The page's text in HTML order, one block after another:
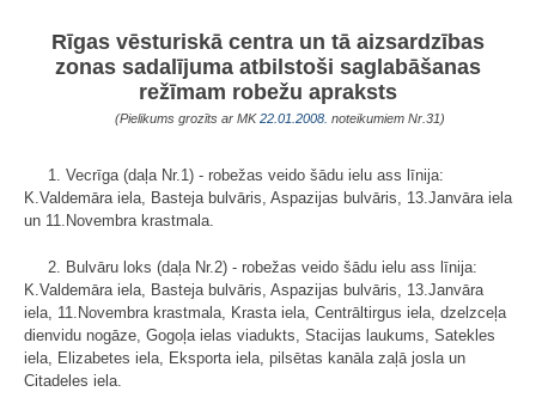
Rīgas vēsturiskā centra un tā aizsardzības
zonas sadalījuma atbilstoši saglabāšanas
režīmam robežu apraksts
(Pielikums grozīts ar MK22.01.2008. noteikumiem Nr.31)
1. Vecrīga (daļa Nr.1) - robežas veido šādu ielu ass līnija:
K.Valdemāra iela, Basteja bulvāris, Aspazijas bulvāris, 13.Janvāra iela
un 11.Novembra krastmala.
2. Bulvāru loks (daļa Nr.2) - robežas veido šādu ielu ass līnija:
K.Valdemāra iela, Basteja bulvāris, Aspazijas bulvāris, 13.Janvāra
iela, 11.Novembra krastmala, Krasta iela, Centrāltirgus iela, dzelzceļa
dienvidu nogāze, Gogoļa ielas viadukts, Stacijas laukums, Satekles
iela, Elizabetes iela, Eksporta iela, pilsētas kanāla zaļā josla un
Citadeles iela.